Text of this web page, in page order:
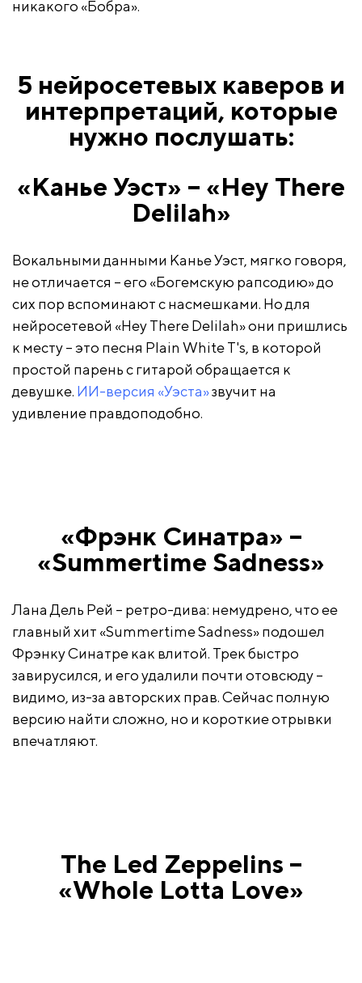
никакого «Бобра».
5 нейросетевых каверов и
интерпретаций, которые
нужно послушать:
«Канье Уэст» – «Hey There
Delilah»
Вокальными данными Канье Уэст, мягко говоря,
не отличается – его «Богемскую рапсодию» до
сих пор вспоминают с насмешками. Но для
нейросетевой «Hey There Delilah» они пришлись
к месту – это песня Plain White T's, в которой
простой парень с гитарой обращается к
девушке. ИИ-версия «Уэста»звучит на
удивление правдоподобно.
«Фрэнк Синатра» –
«Summertime Sadness»
Лана Дель Рей – ретро-дива: немудрено, что ее
главный хит «Summertime Sadness» подошел
Фрэнку Синатре как влитой. Трек быстро
завирусился, и его удалили почти отовсюду –
видимо, из-за авторских прав. Сейчас полную
версию найти сложно, но и короткие отрывки
впечатляют.
The Led Zeppelins –
«Whole Lotta Love»